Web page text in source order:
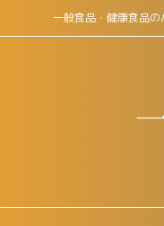
一般食品・健康食品